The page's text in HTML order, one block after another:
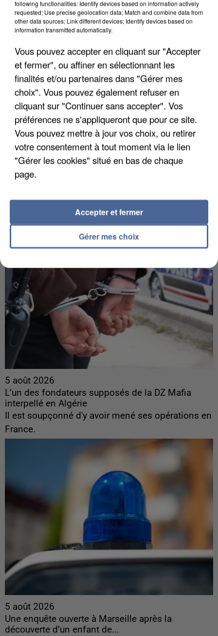
Une touriste de l’Oise emportée par une coulée de
Son corps a été retrouvé à cinq kilomètres de là.
5 août 2026
L’un des fondateurs supposés de la DZ Mafia
interpellé en Algérie
Il est soupçonné d'y avoir mené ses opérations en
France.
5 août 2026
Une enquête ouverte à Marseille après la
découverte d’un enfant de...
following functionalities: Identify devices based on information actively
requested; Use precise geolocation data; Match and combine data from
other data sources; Link different devices; Identify devices based on
information transmitted automatically.
Vous pouvez accepter en cliquant sur "Accepter
et fermer", ou affiner en sélectionnant les
finalités et/ou partenaires dans "Gérer mes
choix". Vous pouvez également refuser en
cliquant sur "Continuer sans accepter". Vos
préférences ne s'appliqueront que pour ce site.
Vous pouvez mettre à jour vos choix, ou retirer
votre consentement à tout moment via le lien
"Gérer les cookies" situé en bas de chaque
page.
Gérer mes choix
Accepter et fermer